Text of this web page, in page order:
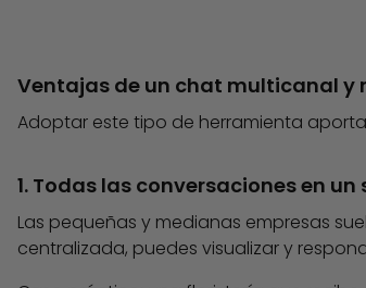
Ventajas de un chat multicanal y
Adoptar este tipo de herramienta
1. Todas las conversaciones en
Las pequeñas y medianas empresas
centralizada, puedes visualizar y